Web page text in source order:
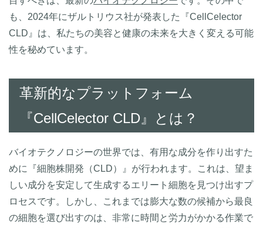
も、2024年にザルトリウス社が発表した『CellCelector
CLD』は、私たちの美容と健康の未来を大きく変える可能
性を秘めています。
革新的なプラットフォーム
『CellCelector CLD』とは？
バイオテクノロジーの世界では、有用な成分を作り出すた
めに『細胞株開発（CLD）』が行われます。これは、望ま
しい成分を安定して生成するエリート細胞を見つけ出すプ
ロセスです。しかし、これまでは膨大な数の候補から最良
の細胞を選び出すのは、非常に時間と労力がかかる作業で